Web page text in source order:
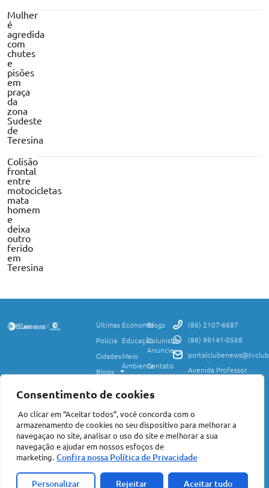
Consentimento de cookies
Ao clicar em “Aceitar todos”, você concorda com o
armazenamento de cookies no seu dispositivo para melhorar a
navegaçao no site, analisar o uso do site e melhorar a sua
navegação e ajudar em nossos esfoços de
marketing. Confira nossa Política de Privacidade
Personalizar Rejeitar Aceitar tudo
Mulher
é
agredida
com
chutes
e
pisões
em
praça
da
zona
Sudeste
de
Teresina
Colisão
frontal
entre
motocicletas
mata
homem
e
deixa
outro
ferido
em
Teresina
Clique aqui
Últimas
Polícia
Cidades
Blogs
Política
Concursos
e
Empregos
Economia
Educação
Meio
Ambiente
e
Saúde
Mundo
Agro
Nacional
Blogs
Colunistas
Anuncie
Contato
Privacidade
de Uso
Transparência
e Igualdade
(86) 2107-6687
(86) 98141-0568
Avenida Professor
©2026 Portal Clube News – Todos Direitos Reservados | Avenida Professor
Valter Alencar, 2120, Monte Castelo, Teresina, PI, 64017-425 CEP: 64017-
425 | CNPJ: 06.847.495/0001-75